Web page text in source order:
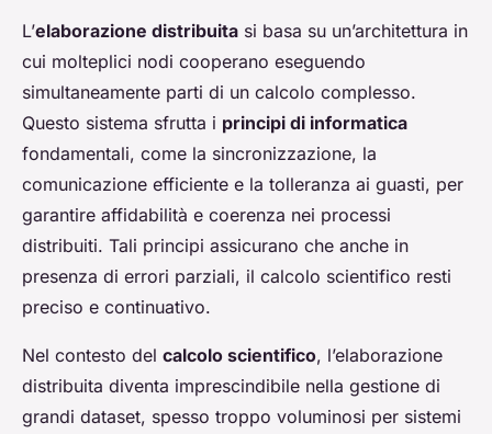
L’elaborazione distribuita si basa su un’architettura in
cui molteplici nodi cooperano eseguendo
simultaneamente parti di un calcolo complesso.
Questo sistema sfrutta i principi di informatica
fondamentali, come la sincronizzazione, la
comunicazione efficiente e la tolleranza ai guasti, per
garantire affidabilità e coerenza nei processi
distribuiti. Tali principi assicurano che anche in
presenza di errori parziali, il calcolo scientifico resti
preciso e continuativo.
Nel contesto del calcolo scientifico, l’elaborazione
distribuita diventa imprescindibile nella gestione di
grandi dataset, spesso troppo voluminosi per sistemi